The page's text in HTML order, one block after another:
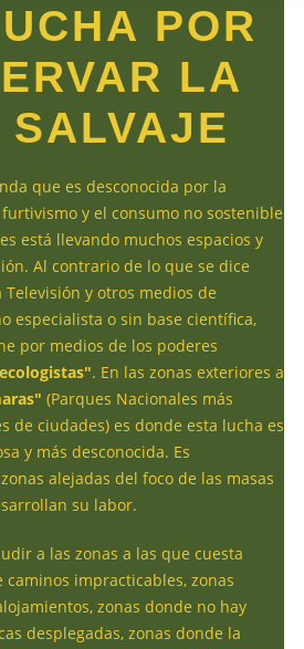
POR
LA
que es desconocida por la
y el consumo no sostenible
está llevando muchos espacios y
Al contrario de lo que se dice
y otros medios de
especialista o sin base científica,
por medios de los poderes
. En las zonas exteriores a
(Parques Nacionales más
de ciudades) es donde esta lucha es
y más desconocida. Es
alejadas del foco de las masas
su labor.
a las zonas a las que cuesta
caminos impracticables, zonas
zonas donde no hay
desplegadas, zonas donde la